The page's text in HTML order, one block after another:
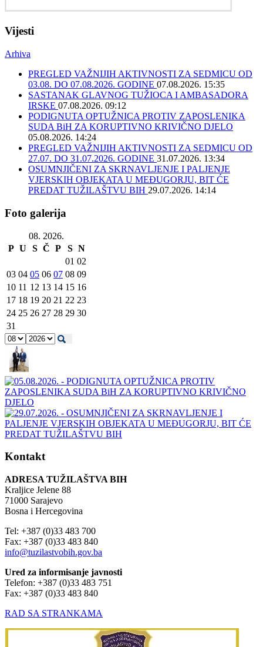
Vijesti
Arhiva
PREGLED VAŽNIJIH AKTIVNOSTI ZA SEDMICU OD
03.08. DO 07.08.2026. GODINE 07.08.2026. 15:35
SASTANAK GLAVNOG TUŽIOCA I AMBASADORA
IRSKE 07.08.2026. 09:12
PODIGNUTA OPTUŽNICA PROTIV ZAPOSLENIKA
SUDA BiH ZA KORUPTIVNO KRIVIČNO DJELO
05.08.2026. 14:24
PREGLED VAŽNIJIH AKTIVNOSTI ZA SEDMICU OD
27.07. DO 31.07.2026. GODINE 31.07.2026. 13:34
OSUMNJIČENI ZA SKRNAVLJENJE I PALJENJE
VJERSKIH OBJEKATA U MEĐUGORJU, BIT ĆE
PREDAT TUŽILAŠTVU BIH 29.07.2026. 14:14
Foto galerija
08. 2026.
P U S Č P S N
01 02
03 04 05 06 07 08 09
10 11 12 13 14 15 16
17 18 19 20 21 22 23
24 25 26 27 28 29 30
31
Kontakt
ADRESA TUŽILAŠTVA BIH
Kraljice Jelene 88
71000 Sarajevo
Bosna i Hercegovina
Tel: +387 (0)33 483 700
Fax: +387 (0)33 483 840
info@tuzilastvobih.gov.ba
Ured za informisanje javnosti
Telefon: +387 (0)33 483 751
Fax: +387 (0)33 483 840
RAD SA STRANKAMA